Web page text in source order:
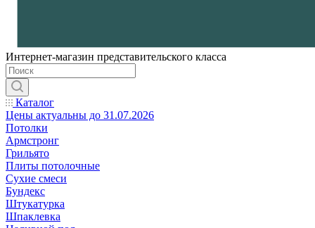
Интернет-магазин представительского класса
Каталог
Цены актуальны до 31.07.2026
Потолки
Армстронг
Грильято
Плиты потолочные
Сухие смеси
Бундекс
Штукатурка
Шпаклевка